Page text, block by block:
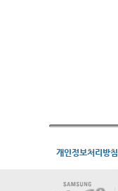
개인정보처리방침